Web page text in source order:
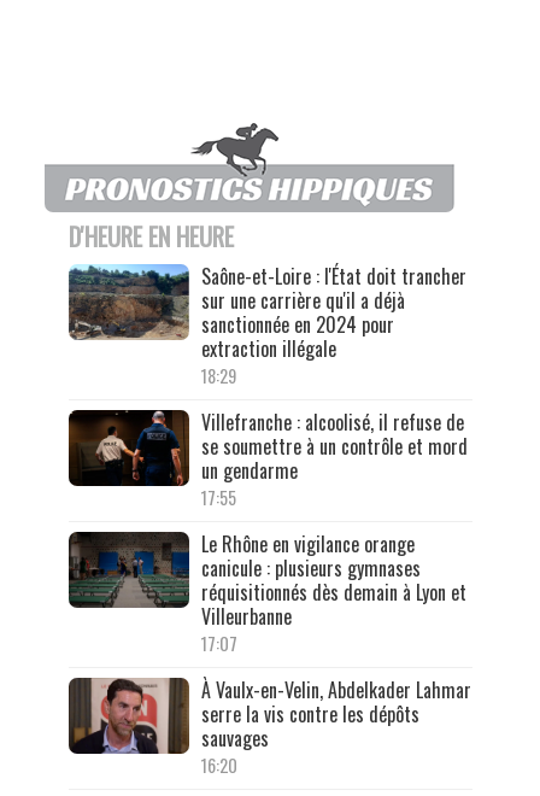
D'HEURE EN HEURE
Saône-et-Loire : l'État doit trancher
sur une carrière qu'il a déjà
sanctionnée en 2024 pour
extraction illégale
18:29
Villefranche : alcoolisé, il refuse de
se soumettre à un contrôle et mord
un gendarme
17:55
Le Rhône en vigilance orange
canicule : plusieurs gymnases
réquisitionnés dès demain à Lyon et
Villeurbanne
17:07
À Vaulx-en-Velin, Abdelkader Lahmar
serre la vis contre les dépôts
sauvages
16:20